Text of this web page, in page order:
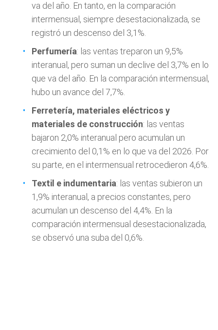
va del año. En tanto, en la comparación
intermensual, siempre desestacionalizada, se
registró un descenso del 3,1%.
Perfumería: las ventas treparon un 9,5%
interanual, pero suman un declive del 3,7% en lo
que va del año. En la comparación intermensual,
hubo un avance del 7,7%.
Ferretería, materiales eléctricos y
materiales de construcción: las ventas
bajaron 2,0% interanual pero acumulan un
crecimiento del 0,1% en lo que va del 2026. Por
su parte, en el intermensual retrocedieron 4,6%.
Textil e indumentaria: las ventas subieron un
1,9% interanual, a precios constantes, pero
acumulan un descenso del 4,4%. En la
comparación intermensual desestacionalizada,
se observó una suba del 0,6%.